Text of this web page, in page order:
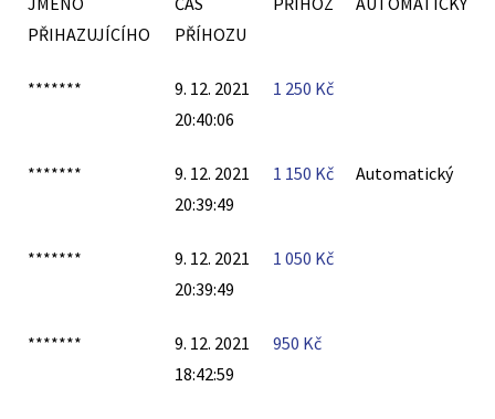
PŘIHAZUJÍCÍHO
PŘÍHOZU
*******
9. 12. 2021
20:40:06
1 250 Kč
*******
9. 12. 2021
20:39:49
1 150 Kč Automatický
*******
9. 12. 2021
20:39:49
1 050 Kč
*******
9. 12. 2021
18:42:59
950 Kč